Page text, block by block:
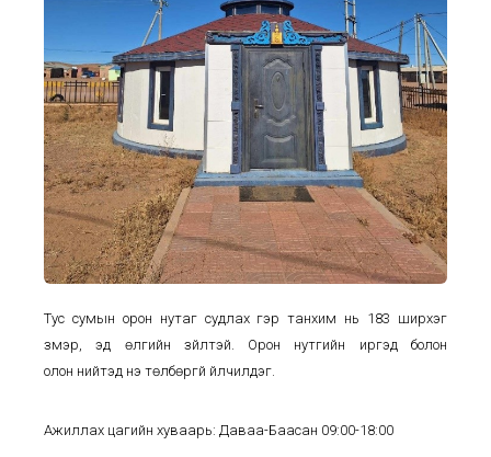
Тус сумын орон нутаг судлах гэр танхим нь 183 ширхэг
үзмэр, эд өлгийн зүйлтэй. Орон нутгийн иргэд
болон
олон нийтэд үнэ төлбөргүй үйлчилдэг.
Ажиллах цагийн хуваарь: Даваа-Баасан 09:00-18:00